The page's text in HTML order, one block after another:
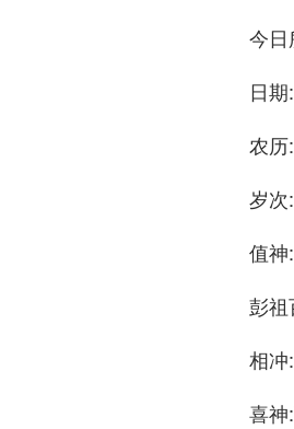
今日
日期
农历
岁次
值神
彭祖
相冲
喜神